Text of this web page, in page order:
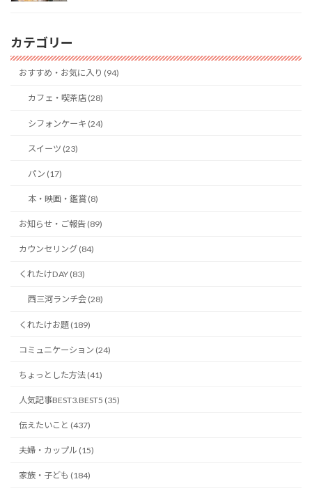
カテゴリー
おすすめ・お気に入り (94)
カフェ・喫茶店 (28)
シフォンケーキ (24)
スイーツ (23)
パン (17)
本・映画・鑑賞 (8)
お知らせ・ご報告 (89)
カウンセリング (84)
くれたけDAY (83)
西三河ランチ会 (28)
くれたけお題 (189)
コミュニケーション (24)
ちょっとした方法 (41)
人気記事BEST3.BEST5 (35)
伝えたいこと (437)
夫婦・カップル (15)
家族・子ども (184)